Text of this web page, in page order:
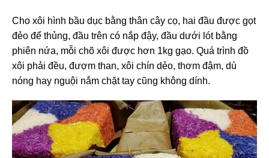
Cho xôi hình bầu dục bằng thân cây cọ, hai đầu được gọt
đẻo để thủng, đầu trên có nắp đậy, đầu dưới lót bằng
phiên nứa, mỗi chõ xôi được hơn 1kg gạo. Quá trình đồ
xôi phải đều, đượm than, xôi chín dẻo, thơm đậm, dù
nóng hay nguội nắm chặt tay cũng không dính.